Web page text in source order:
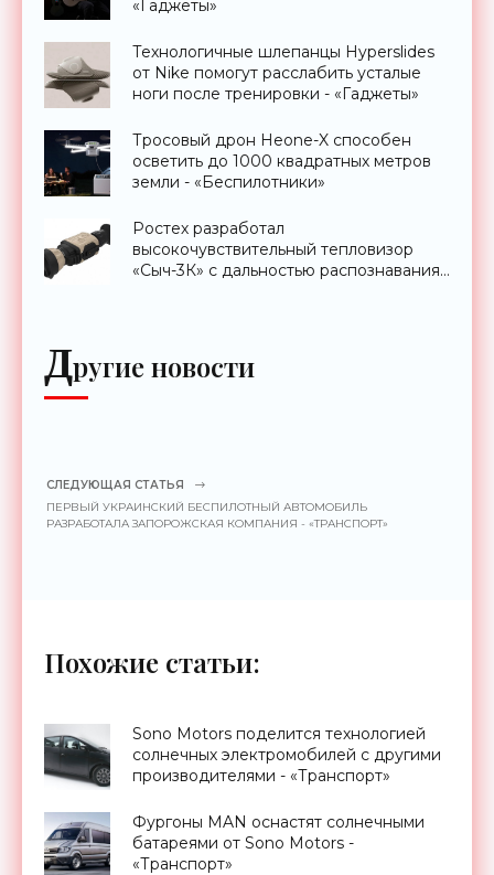
«Гаджеты»
Технологичные шлепанцы Hyperslides
от Nike помогут расслабить усталые
ноги после тренировки - «Гаджеты»
Тросовый дрон Heone-X способен
осветить до 1000 квадратных метров
земли - «Беспилотники»
Ростех разработал
высокочувствительный тепловизор
«Сыч-3К» с дальностью распознавания
Другие новости
СЛЕДУЮЩАЯ СТАТЬЯ
ПЕРВЫЙ УКРАИНСКИЙ БЕСПИЛОТНЫЙ АВТОМОБИЛЬ
РАЗРАБОТАЛА ЗАПОРОЖСКАЯ КОМПАНИЯ - «ТРАНСПОРТ»
Похожие статьи:
Sono Motors поделится технологией
солнечных электромобилей с другими
производителями - «Транспорт»
Фургоны MAN оснастят солнечными
батареями от Sono Motors -
«Транспорт»